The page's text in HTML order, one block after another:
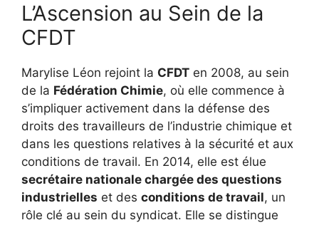
L’Ascension au Sein de la
CFDT
Marylise Léon rejoint la CFDT en 2008, au sein
de la Fédération Chimie, où elle commence à
s’impliquer activement dans la défense des
droits des travailleurs de l’industrie chimique et
dans les questions relatives à la sécurité et aux
conditions de travail. En 2014, elle est élue
secrétaire nationale chargée des questions
industrielles et des conditions de travail, un
rôle clé au sein du syndicat. Elle se distingue